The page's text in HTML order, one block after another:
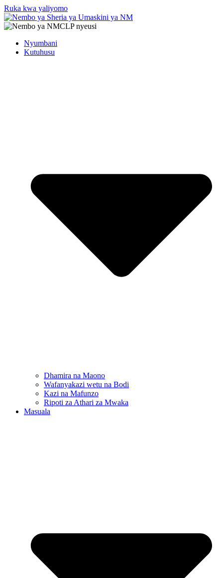
Ruka kwa yaliyomo
Nyumbani
Kutuhusu
Dhamira na Maono
Wafanyakazi wetu na Bodi
Kazi na Mafunzo
Ripoti za Athari za Mwaka
Masuala